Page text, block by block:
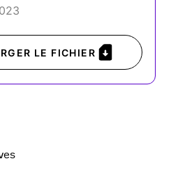
LE FICHIER